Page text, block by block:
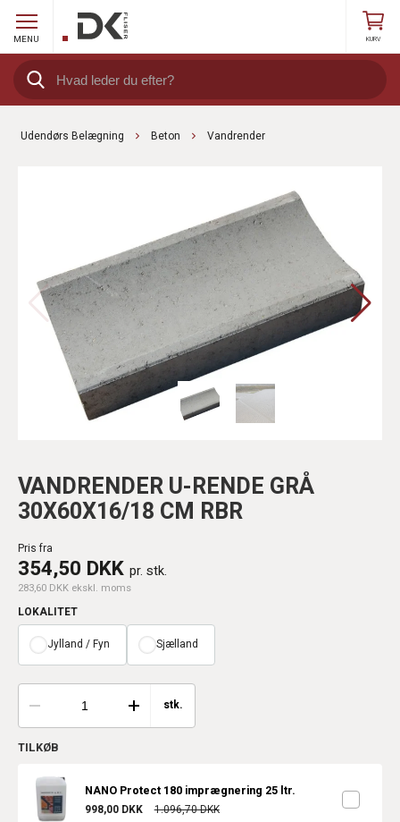
MENU KURV
Udendørs Belægning Beton Vandrender
VANDRENDER U-RENDE GRÅ
30X60X16/18 CM RBR
Pris fra
354,50 DKK pr. stk.
283,60 DKK ekskl. moms
LOKALITET
Jylland / Fyn Sjælland
stk.
TILKØB
NANO Protect 180 imprægnering 25 ltr.
998,00 DKK 1.096,70 DKK